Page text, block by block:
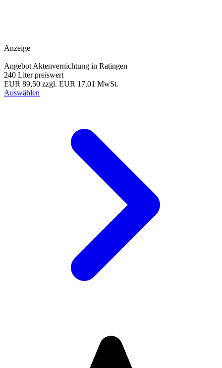
Anzeige
Angebot Aktenvernichtung in Ratingen
240 Liter preiswert
EUR 89,50 zzgl. EUR 17,01 MwSt.
Auswählen